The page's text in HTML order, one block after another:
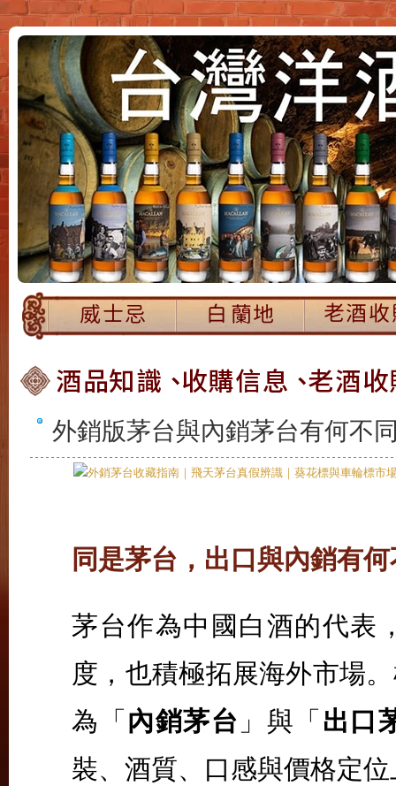
外銷版茅台與內銷茅台有何不
同是茅台，出口與內銷有
茅台作為中國白酒的代表
度，也積極拓展海外市場
為「內銷茅台 」與「出口
裝、酒質、口感與價格定